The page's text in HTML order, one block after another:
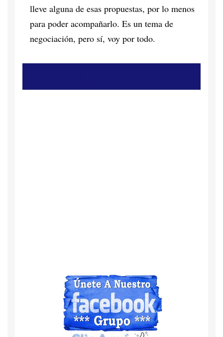
lleve alguna de esas propuestas, por lo menos
para poder acompañarlo. Es un tema de
negociación, pero sí, voy por todo.